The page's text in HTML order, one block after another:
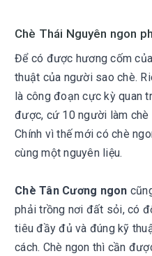
Chè Thái Nguyên ngon
Để có được hương cốm
thuật của người sao chè.
là công đoạn cực kỳ quan
được, cứ 10 người làm
Chính vì thế mới có chè
cùng một nguyên liệu.
Chè Tân Cương ngon
phải trồng nơi đất sỏi, có
tiêu đầy đủ và đúng kỹ
cách. Chè ngon thì cần